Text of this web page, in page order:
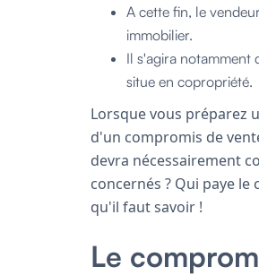
A cette fin, le
immobilier.
Il s'agira notamment
situe en copropriété.
Lorsque vous préparez
d'un compromis de
devra nécessairement
concernés ? Qui paye
qu'il faut savoir !
Le